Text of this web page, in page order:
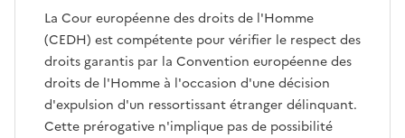
La Cour européenne des droits de l'Homme
(CEDH) est compétente pour vérifier le respect des
droits garantis par la Convention européenne des
droits de l'Homme à l'occasion d'une décision
d'expulsion d'un ressortissant étranger délinquant.
Cette prérogative n'implique pas de possibilité